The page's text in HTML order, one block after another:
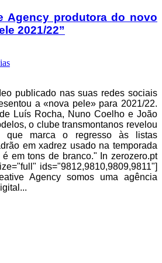
Agency produtora do novo
2021/22”
publicado nas suas redes sociais
a «nova pele» para 2021/22.
Luís Rocha, Nuno Coelho e João
o clube transmontanos revelou
que marca o regresso às listas
em xadrez usado na temporada
em tons de branco." In zerozero.pt
ids="9812,9810,9809,9811"]
Agency somos uma agência